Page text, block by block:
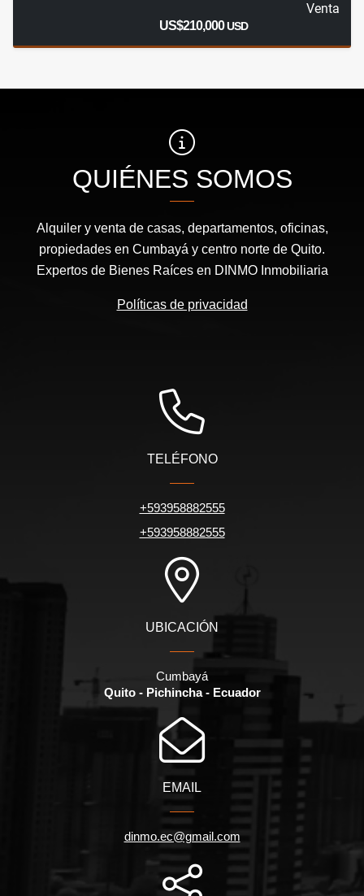
Venta
US$210,000USD
QUIÉNES SOMOS
Alquiler y venta de casas, departamentos, oficinas,
propiedades en Cumbayá y centro norte de Quito.
Expertos de Bienes Raíces en DINMO Inmobiliaria
Políticas de privacidad
TELÉFONO
+593958882555
+593958882555
UBICACIÓN
Cumbayá
Quito - Pichincha - Ecuador
EMAIL
dinmo.ec@gmail.com